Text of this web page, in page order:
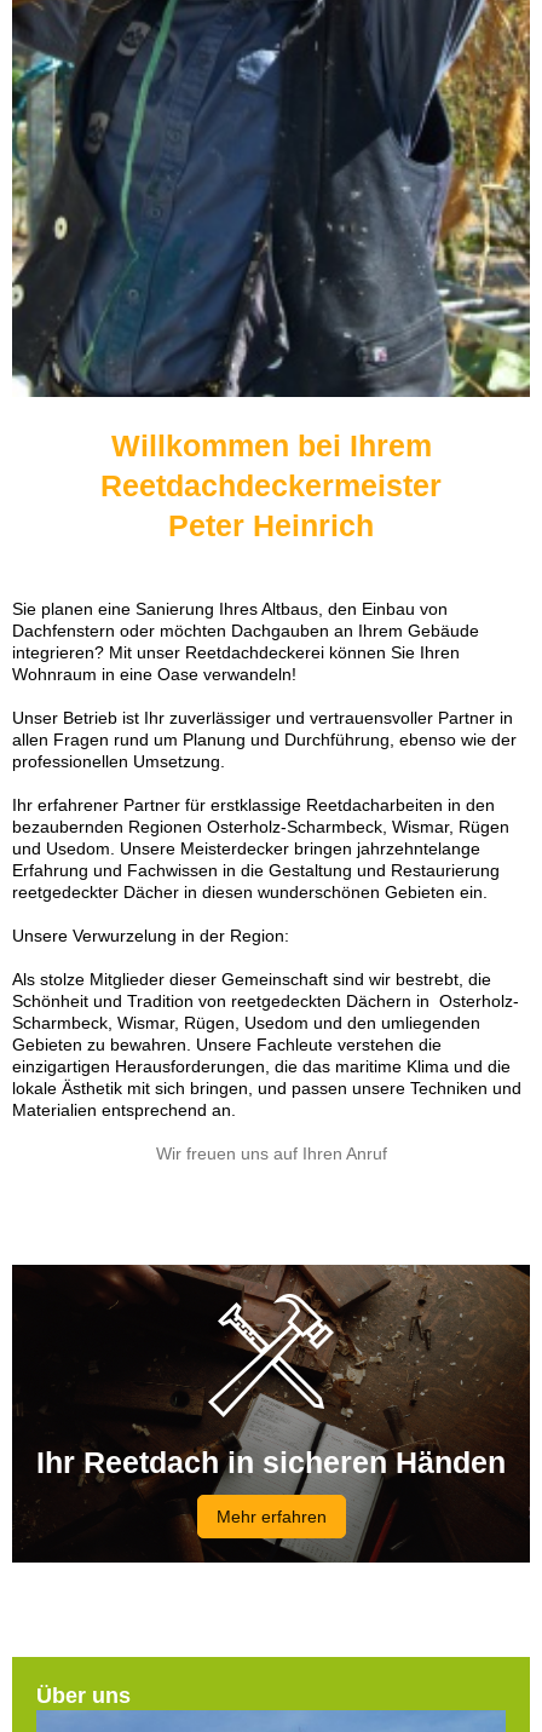
Willkommen bei Ihrem
Reetdachdeckermeister
Peter Heinrich
Sie planen eine Sanierung Ihres Altbaus, den Einbau von
Dachfenstern oder möchten Dachgauben an Ihrem Gebäude
integrieren? Mit unser Reetdachdeckerei können Sie Ihren
Wohnraum in eine Oase verwandeln!
Unser Betrieb ist Ihr zuverlässiger und vertrauensvoller Partner in
allen Fragen rund um Planung und Durchführung, ebenso wie der
professionellen Umsetzung.
Ihr erfahrener Partner für erstklassige Reetdacharbeiten in den
bezaubernden Regionen Osterholz-Scharmbeck, Wismar, Rügen
und Usedom. Unsere Meisterdecker bringen jahrzehntelange
Erfahrung und Fachwissen in die Gestaltung und Restaurierung
reetgedeckter Dächer in diesen wunderschönen Gebieten ein.
Unsere Verwurzelung in der Region:
Als stolze Mitglieder dieser Gemeinschaft sind wir bestrebt, die
Schönheit und Tradition von reetgedeckten Dächern in Osterholz-
Scharmbeck, Wismar, Rügen, Usedom und den umliegenden
Gebieten zu bewahren. Unsere Fachleute verstehen die
einzigartigen Herausforderungen, die das maritime Klima und die
lokale Ästhetik mit sich bringen, und passen unsere Techniken und
Materialien entsprechend an.
Wir freuen uns auf Ihren Anruf
Ihr Reetdach in sicheren Händen
Mehr erfahren
Über uns